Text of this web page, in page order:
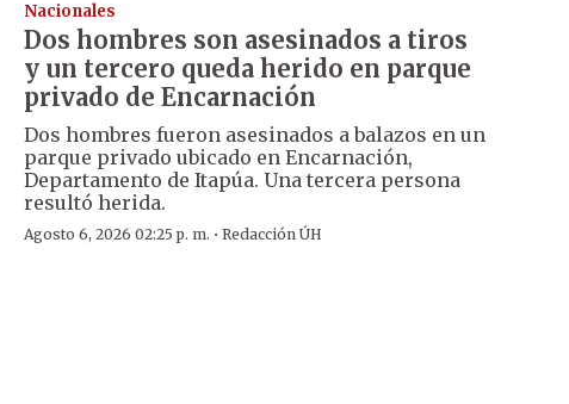
Nacionales
Dos hombres son asesinados a tiros
y un tercero queda herido en parque
privado de Encarnación
Dos hombres fueron asesinados a balazos en un
parque privado ubicado en Encarnación,
Departamento de Itapúa. Una tercera persona
resultó herida.
Agosto 6, 2026 02:25 p. m. · Redacción ÚH